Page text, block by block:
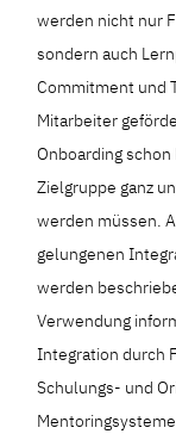
werden nicht nur
sondern auch
Commitment und
Mitarbeiter
Onboarding
Zielgruppe ganz
werden müssen.
gelungenen
werden
Verwendung
Integration durch
Schulungs- und